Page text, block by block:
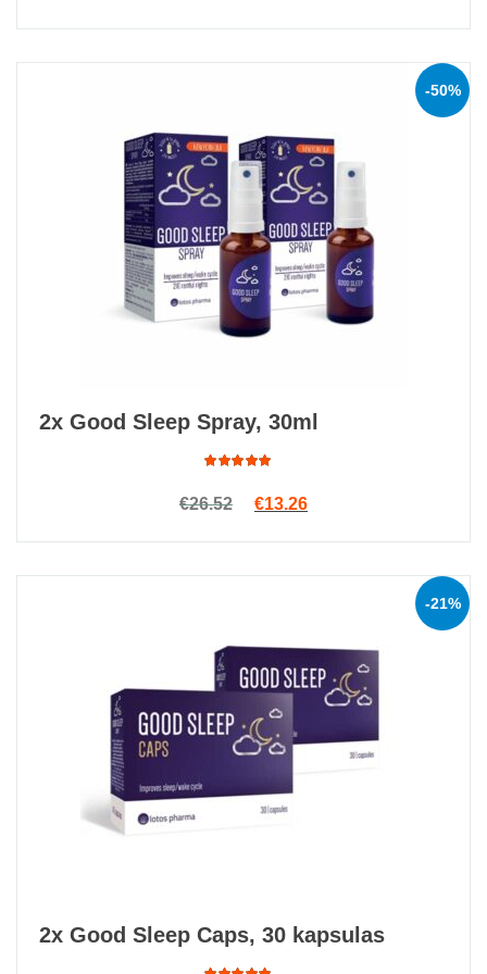
-50%
2x Good Sleep Spray, 30ml
4.93
out
€26.52 Original price was: €26.52.
€13.26Current price is:
-21%
2x Good Sleep Caps, 30 kapsulas